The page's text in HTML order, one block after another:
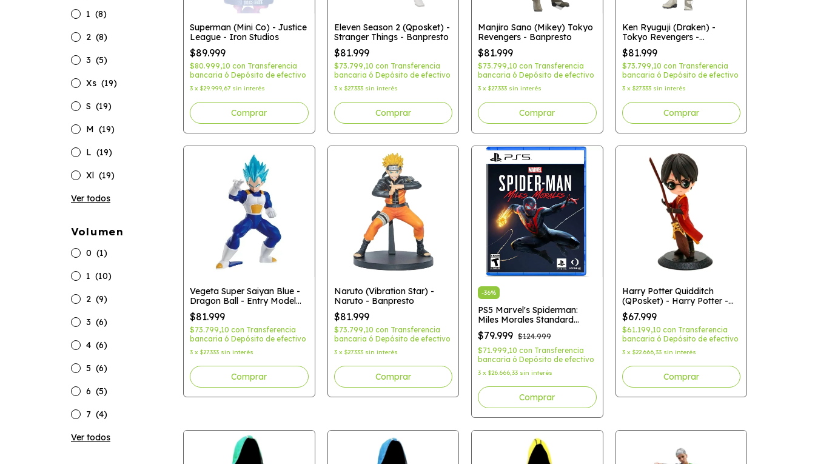
1 (8)
2 (8)
3 (5)
Xs (19)
S (19)
M (19)
L (19)
Xl (19)
Ver todos
Volumen
0 (1)
1 (10)
2 (9)
3 (6)
4 (6)
5 (6)
6 (5)
7 (4)
Ver todos
Superman (Mini Co) - Justice
League - Iron Studios
$89.999
$80.999,10 con Transferencia
bancaria ó Depósito de efectivo
3 x $29.999,67 sin interés
Eleven Season 2 (Qposket) -
Stranger Things - Banpresto
$81.999
$73.799,10 con Transferencia
bancaria ó Depósito de efectivo
3 x $27.333 sin interés
Manjiro Sano (Mikey) Tokyo
Revengers - Banpresto
$81.999
$73.799,10 con Transferencia
bancaria ó Depósito de efectivo
3 x $27.333 sin interés
Ken Ryuguji (Draken) -
Tokyo Revengers -
Banpresto
$81.999
$73.799,10 con Transferencia
bancaria ó Depósito de efectivo
3 x $27.333 sin interés
Vegeta Super Saiyan Blue -
Dragon Ball - Entry Model
Kit
$81.999
$73.799,10 con Transferencia
bancaria ó Depósito de efectivo
3 x $27.333 sin interés
Naruto (Vibration Star) -
Naruto - Banpresto
$81.999
$73.799,10 con Transferencia
bancaria ó Depósito de efectivo
3 x $27.333 sin interés
-36%
PS5 Marvel's Spiderman:
Miles Morales Standard
Edition
$79.999 $124.999
$71.999,10 con Transferencia
bancaria ó Depósito de efectivo
3 x $26.666,33 sin interés
Harry Potter Quidditch
(QPosket) - Harry Potter -
Banpresto
$67.999
$61.199,10 con Transferencia
bancaria ó Depósito de efectivo
3 x $22.666,33 sin interés